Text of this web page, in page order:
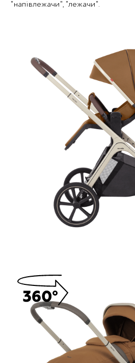
"напівлежачи", "лежачи".